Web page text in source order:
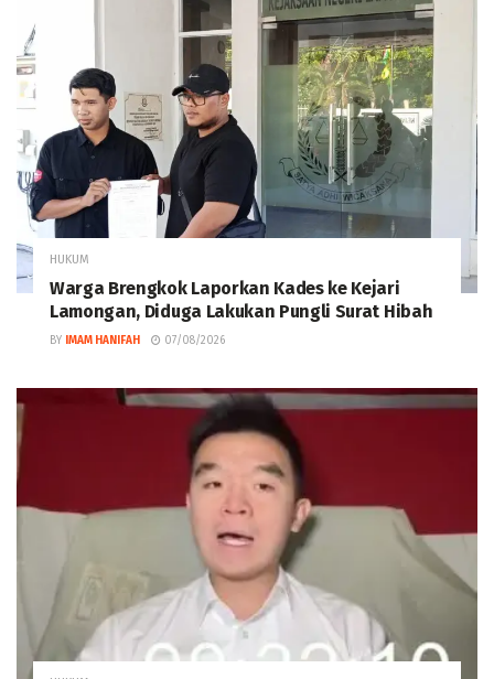
HUKUM
Warga Brengkok Laporkan Kades ke Kejari
Lamongan, Diduga Lakukan Pungli Surat Hibah
BY IMAM HANIFAH 07/08/2026